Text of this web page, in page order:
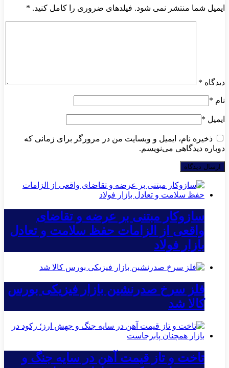
ایمیل شما منتشر نمی شود. فیلدهای ضروری را کامل کنید. *
دیدگاه *
نام *
ایمیل *
ذخیره نام، ایمیل و وبسایت من در مرورگر برای زمانی که
دوباره دیدگاهی می‌نویسم.
سازوکار مبتنی بر عرضه و تقاضای
واقعی از الزامات حفظ سلامت و تعادل
بازار فولاد
فلز سرخ صدرنشین بازار فیزیکی بورس
کالا شد
تاخت و تاز قیمت آهن در سایه جنگ و